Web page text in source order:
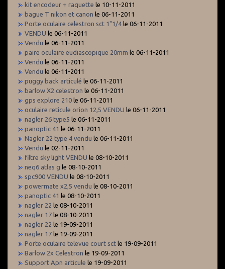
kit encodeur + raquette le 10-11-2011
bague T nikon et canon le 06-11-2011
Porte oculaire celestron sct 1"1/4 le 06-11-2011
VENDU le 06-11-2011
Vendu le 06-11-2011
paire oculaire eudiascopique 20mm le 06-11-2011
Vendu le 06-11-2011
Vendu le 06-11-2011
puggy back articulé le 06-11-2011
barlow X2 celestron le 06-11-2011
gps explore 210 le 06-11-2011
oculaire reticule orion 12,5 VENDU le 06-11-2011
nagler 26 type5 le 06-11-2011
panoptic 41 le 06-11-2011
Nagler 22 type 4 vendu le 06-11-2011
Vendu le 02-11-2011
filtre sky light VENDU le 08-10-2011
neq6 atlas g le 08-10-2011
spc900 VENDU le 08-10-2011
powermate x2,5 vendu le 08-10-2011
panoptic 41 le 08-10-2011
nagler 22 le 08-10-2011
nagler 17 le 08-10-2011
nagler 22 le 19-09-2011
nagler 17 le 19-09-2011
Porte oculaire televue court sct le 19-09-2011
Barlow 2x Celestron le 19-09-2011
Support Apn articule le 19-09-2011